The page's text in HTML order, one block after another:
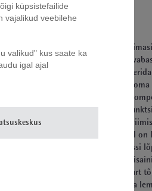
tööpinnal liigselt ruumi.
ka 350 ml Cromargan®
võimaldab kasutajal
kohvimasina unikaalsed WMF Aroma
kohvi tõeliselt täiuslikuks
programm. Lisaks arvukatele
värvilahenduse ja musta värvi
Kitchenminis kohvimasinal on
pärast kohvikeetmisprotsessi
kompaktse ja läbimõeldud
kasutajatele, kes hindavad suurt
kasutajal optimeerida oma
küpsistefailide
vajalikud veebilehe
valikud" kus saate ka
igal ajal